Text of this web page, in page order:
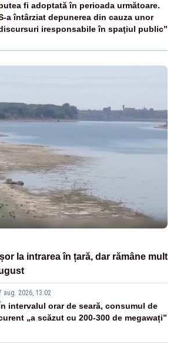
fi adoptată în perioada următoare.
a întârziat depunerea din cauza unor
iresponsabile în spaţiul public”
la intrarea în țară, dar rămâne mult
aug. 2026, 13:02
intervalul orar de seară, consumul de
„a scăzut cu 200-300 de megawați”